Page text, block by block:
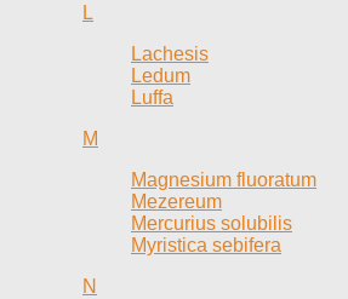
L
Lachesis
Ledum
Luffa
M
Magnesium fluoratum
Mezereum
Mercurius solubilis
Myristica sebifera
N